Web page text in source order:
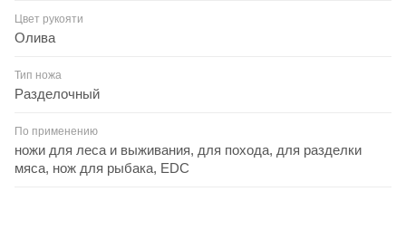
Цвет рукояти
Олива
Тип ножа
Разделочный
По применению
ножи для леса и выживания, для похода, для разделки
мяса, нож для рыбака, EDC